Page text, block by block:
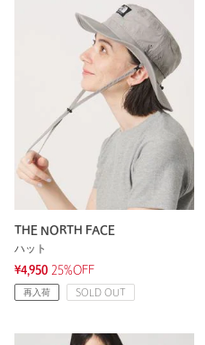
THE NORTH FACE
ハット
¥4,950 25%OFF
再入荷 SOLD OUT